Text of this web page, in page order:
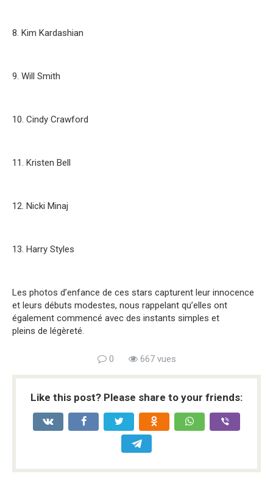
8. Kim Kardashian
9. Will Smith
10. Cindy Crawford
11. Kristen Bell
12. Nicki Minaj
13. Harry Styles
Les photos d’enfance de ces stars capturent leur innocence
et leurs débuts modestes, nous rappelant qu’elles ont
également commencé avec des instants simples et
pleins de légèreté.
0 667 vues
Like this post? Please share to your friends: